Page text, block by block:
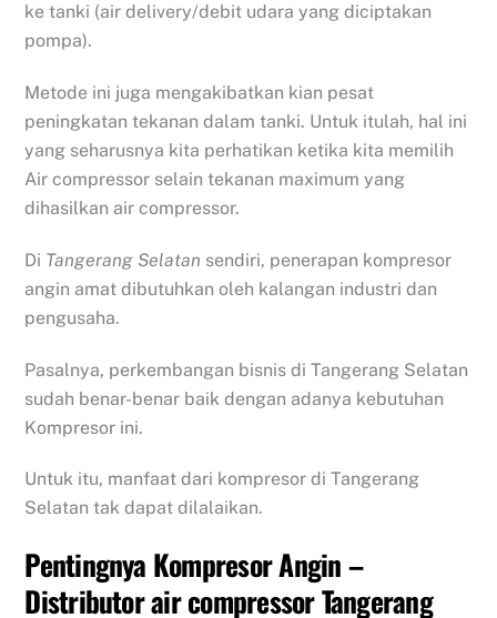
ke tanki (air delivery/debit udara yang diciptakan
pompa).
Metode ini juga mengakibatkan kian pesat
peningkatan tekanan dalam tanki. Untuk itulah, hal ini
yang seharusnya kita perhatikan ketika kita memilih
Air compressor selain tekanan maximum yang
dihasilkan air compressor.
Di Tangerang Selatan sendiri, penerapan kompresor
angin amat dibutuhkan oleh kalangan industri dan
pengusaha.
Pasalnya, perkembangan bisnis di Tangerang Selatan
sudah benar-benar baik dengan adanya kebutuhan
Kompresor ini.
Untuk itu, manfaat dari kompresor di Tangerang
Selatan tak dapat dilalaikan.
Pentingnya Kompresor Angin –
Distributor air compressor Tangerang